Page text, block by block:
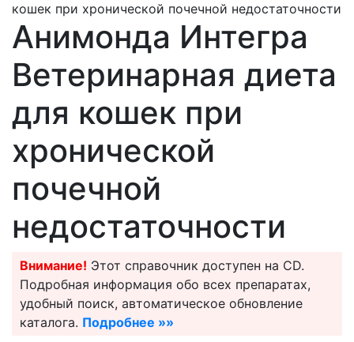
кошек при хронической почечной недостаточности
Анимонда Интегра
Ветеринарная диета
для кошек при
хронической
почечной
недостаточности
Внимание! Этот справочник доступен на CD.
Подробная информация обо всех препаратах,
удобный поиск, автоматическое обновление
каталога. Подробнее »»